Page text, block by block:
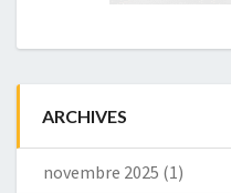
ARCHIVES
novembre 2025 (1)